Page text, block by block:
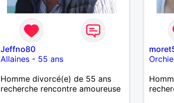
Jeffno80
Allaines- 55 ans
Homme divorcé(e) de 55 ans
recherche rencontre amoureuse